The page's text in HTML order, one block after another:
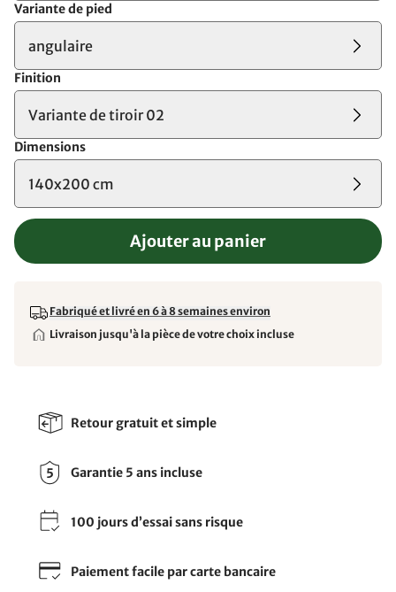
Variante de pied
angulaire
Finition
Variante de tiroir 02
Dimensions
140x200 cm
Ajouter au panier
Fabriqué et livré en 6 à 8 semaines environ
Livraison jusqu'à la pièce de votre choix incluse
Retour gratuit et simple
Garantie 5 ans incluse
100 jours d’essai sans risque
Paiement facile par carte bancaire